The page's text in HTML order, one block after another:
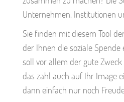
Unternehmen, Institutionen
Sie finden mit diesem Tool
der Ihnen die soziale
soll vor allem der gute
das zahl auch auf Ihr Image
dann einfach nur noch